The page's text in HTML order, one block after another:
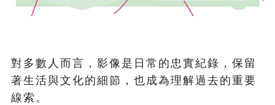
對多數人而言，影像是日常的忠實紀錄，保留
著生活與文化的細節，也成為理解過去的重要
線索。